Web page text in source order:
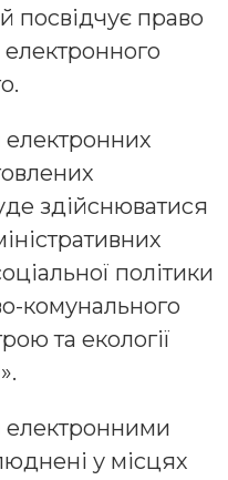
посвідчує право
електронних
здійснюватися
політики
комунального
та екології
електронними
у місцях